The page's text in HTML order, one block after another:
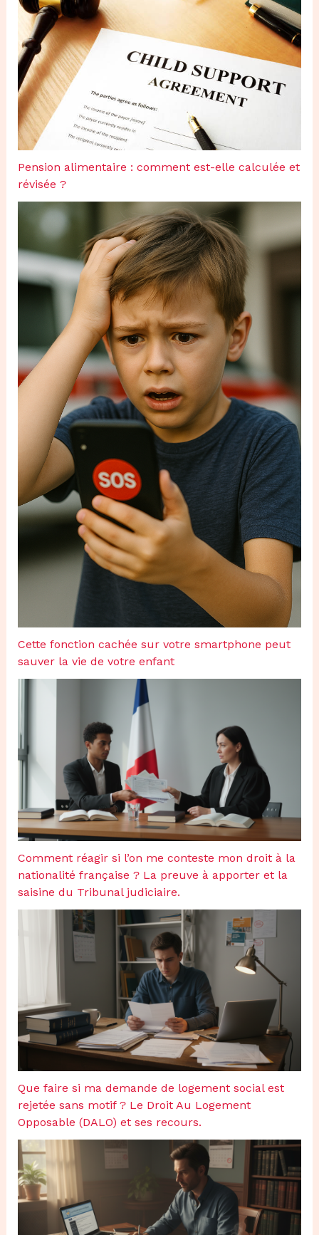
Pension alimentaire : comment est-elle calculée et
révisée ?
Cette fonction cachée sur votre smartphone peut
sauver la vie de votre enfant
Comment réagir si l’on me conteste mon droit à la
nationalité française ? La preuve à apporter et la
saisine du Tribunal judiciaire.
Que faire si ma demande de logement social est
rejetée sans motif ? Le Droit Au Logement
Opposable (DALO) et ses recours.